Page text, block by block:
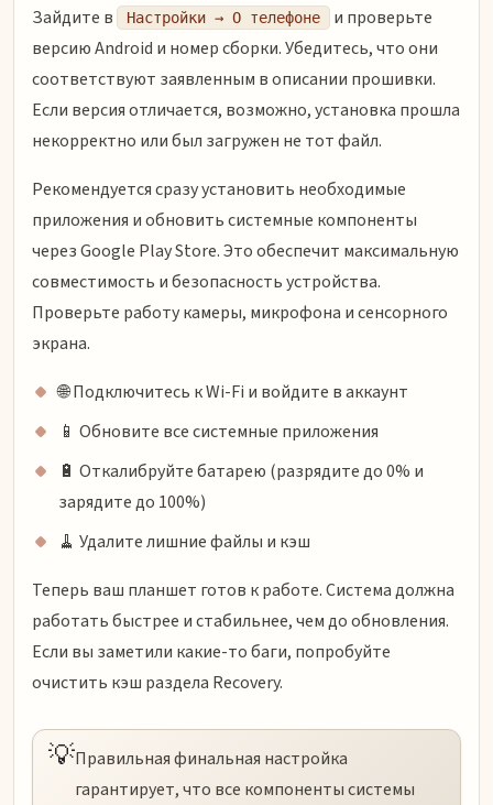
Зайдите в Настройки → О телефоне
и проверьте
версию Android и номер сборки. Убедитесь, что они
соответствуют заявленным в описании прошивки.
Если версия отличается, возможно, установка прошла
некорректно или был загружен не тот файл.
Рекомендуется сразу установить необходимые
приложения и обновить системные компоненты
через Google Play Store. Это обеспечит максимальную
совместимость и безопасность устройства.
Проверьте работу камеры, микрофона и сенсорного
экрана.
🌐 Подключитесь к Wi-Fi и войдите в аккаунт
📱 Обновите все системные приложения
🔋 Откалибруйте батарею (разрядите до 0% и
зарядите до 100%)
🧹 Удалите лишние файлы и кэш
Теперь ваш планшет готов к работе. Система должна
работать быстрее и стабильнее, чем до обновления.
Если вы заметили какие-то баги, попробуйте
очистить кэш раздела Recovery.
💡Правильная финальная настройка
гарантирует, что все компоненты системы